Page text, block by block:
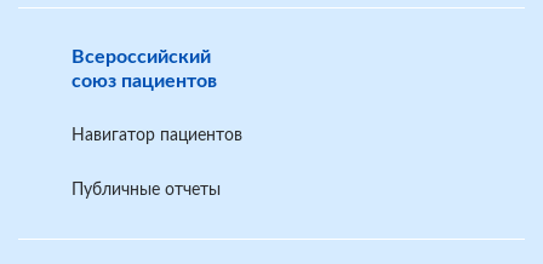
Всероссийский
союз пациентов
Навигатор пациентов
Публичные отчеты